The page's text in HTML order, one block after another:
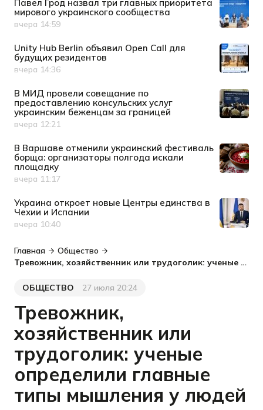
Павел Грод назвал три главных приоритета
мирового украинского сообщества
Дата публикации
вчера 14:59
Unity Hub Berlin объявил Open Call для
будущих резидентов
Дата публикации
вчера 14:36
В МИД провели совещание по
предоставлению консульских услуг
украинским беженцам за границей
Дата публикации
вчера 12:21
В Варшаве отменили украинский фестиваль
борща: организаторы полгода искали
площадку
Дата публикации
вчера 11:17
Украина откроет новые Центры единства в
Чехии и Испании
Дата публикации
вчера 10:40
Главная
Общество
Тревожник, хозяйственник или трудоголик: ученые определили главные типы мышления у людей
Категория
ОБЩЕСТВО
Дата публикации
27 июля 20:24
Тревожник,
хозяйственник или
трудоголик: ученые
определили главные
типы мышления у людей